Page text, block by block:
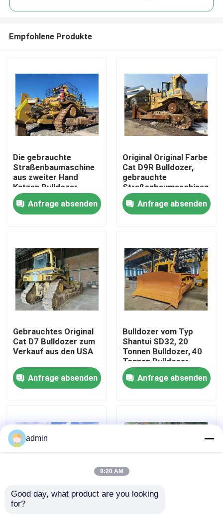
Produkte
Videos
Über uns
Qualitätskontrolle
Kontakt mit uns
Bitte um ein Angebot
Empfohlene Produkte
Die gebrauchte
Straßenbaumaschine
aus zweiter Hand
Katzen Bulldozer
kommt aus China
Anfrage absenden
Original Original Farbe
Cat D9R Bulldozer,
gebrauchte
Straßenbaumaschinen
Anfrage absenden
Gebrauchtes Original
Cat D7 Bulldozer zum
Verkauf aus den USA
Anfrage absenden
Bulldozer vom Typ
Shantui SD32, 20
Tonnen Bulldozer, 40
Tonnen Bulldozer
Anfrage absenden
Zu verkaufen:
admin
8:20 AM
Good day, what product are you looking
for?